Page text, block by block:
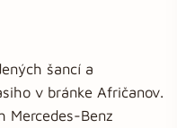
šancí a
v bránke Afričanov.
Mercedes-Benz